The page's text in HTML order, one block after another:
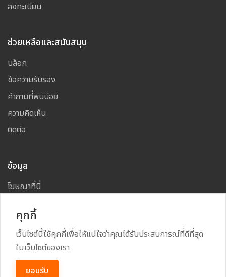
ลงทะเบียน
ช่วยเหลือและสนับสนุน
บล็อก
ข้อความรับรอง
คำถามที่พบบ่อย
ความคิดเห็น
ติดต่อ
ข้อมูล
โฆษณาที่นี่
Copyright2026
Power ByRECRUSS SYSTEM
คุกกี้
เว็บไซต์นี้ใช้คุกกี้เพื่อให้แน่ใจว่าคุณได้รับประสบการณ์ที่ดีที่สุด
ในเว็บไซต์ของเรา
ยอมรับ